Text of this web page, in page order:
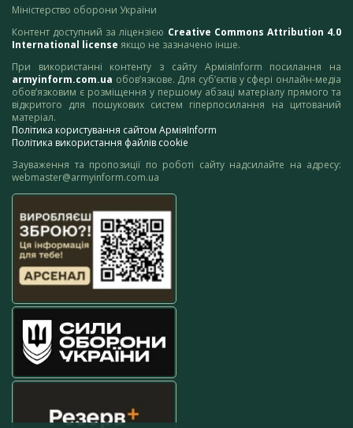
Міністерство оборони України
Контент доступний за ліцензією Creative Commons Attribution 4.0
International license якщо не зазначено інше.
При використанні контенту з сайту АрміяInform посилання на
armyinform.com.ua обов’язкове. Для суб’єктів у сфері онлайн-медіа
обов’язковим є розміщення у першому абзаці матеріалу прямого та
відкритого для пошукових систем гіперпосилання на цитований
матеріал.
Політика користування сайтом АрміяInform
Політика використання файлів cookie
Зауваження та пропозиції по роботі сайту надсилайте на адресу:
webmaster@armyinform.com.ua